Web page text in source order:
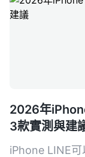
2026年
3款實測與建
iPhone LINE